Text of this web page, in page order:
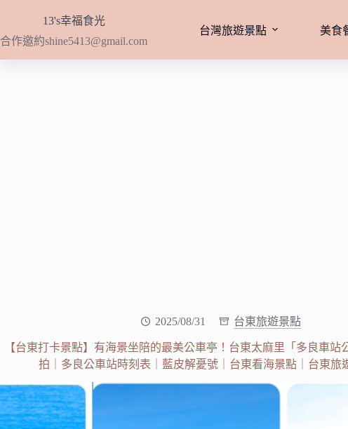
主
要
13's幸福食光
合作邀約shine5413@gmail.com
台灣旅遊景點 美食
2025/08/31 台東旅遊景點
【台東打卡景點】有海景坐陪的最美公車亭！台東太麻里「多良車站
拍｜多良公車站時刻表｜藍皮解憂號｜台東看海景點｜台東旅